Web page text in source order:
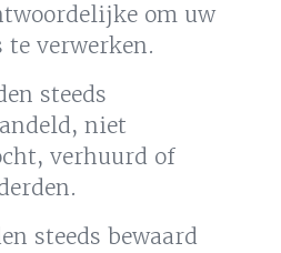
om uw
te verwerken.
steeds
niet
verhuurd of
steeds bewaard